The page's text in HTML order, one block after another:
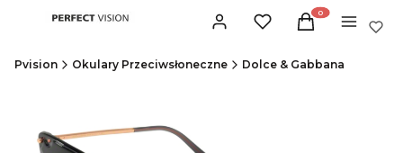
Zaloguj sięUlubione Produkty w
Koszyk Menu
Pvision Okulary Przeciwsłoneczne Dolce & Gabbana